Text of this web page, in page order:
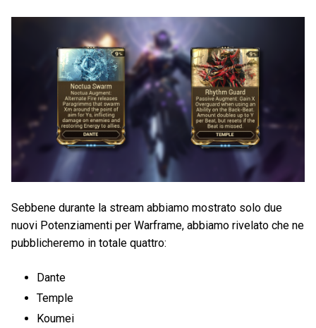
Sebbene durante la stream abbiamo mostrato solo due
nuovi Potenziamenti per Warframe, abbiamo rivelato che ne
pubblicheremo in totale quattro:
Dante
Temple
Koumei